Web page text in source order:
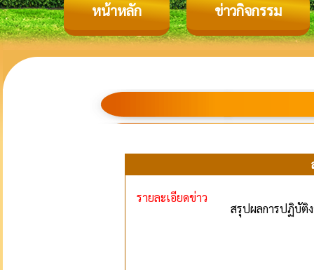
หน้าหลัก ข่าวกิจกรรม
รายละเอียดข่าว
สรุปผลการปฏิบัติ